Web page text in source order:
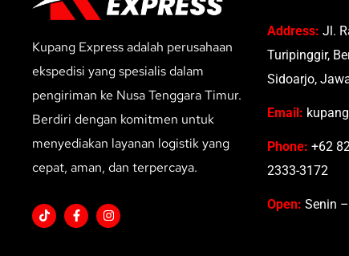
Kupang Express adalah perusahaan
ekspedisi yang spesialis dalam
pengiriman ke Nusa Tenggara Timur.
Berdiri dengan komitmen untuk
menyediakan layanan logistik yang
cepat, aman, dan terpercaya.
Address: Jl.
Turipinggir,
Sidoarjo,
Email:
Phone: +62
2333-3172
Open: Senin